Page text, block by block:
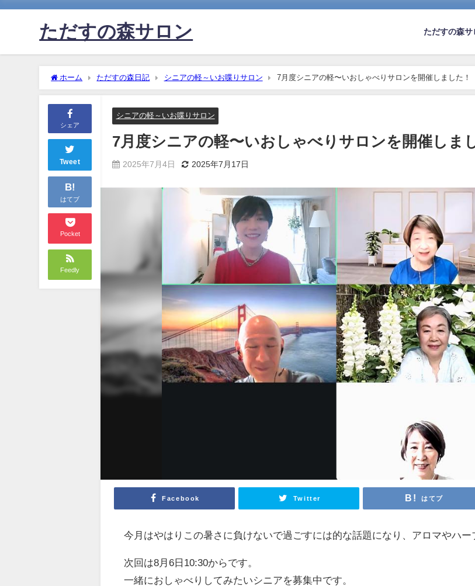
ただすの森サロン ただすの森サ
ホーム ただすの森日記 シニアの軽～いお喋りサロン 7月度シニアの軽〜いおしゃべりサロンを開催しました！
シェア
Tweet
B!
はてブ
Pocket
Feedly
シニアの軽～いお喋りサロン
7月度シニアの軽〜いおしゃべりサロンを開催しま
2025年7月4日 2025年7月17日
Facebook Twitter はてブ
今月はやはりこの暑さに負けないで過ごすには的な話題になり、アロマやハー
次回は8月6日10:30からです。
一緒におしゃべりしてみたいシニアを募集中です。